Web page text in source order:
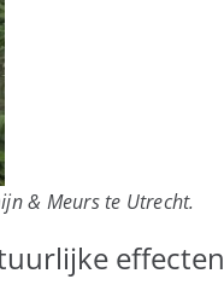
& Meurs te Utrecht.
effecten